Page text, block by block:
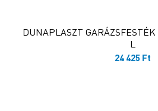
DUNAPLASZT
L
24 425 Ft